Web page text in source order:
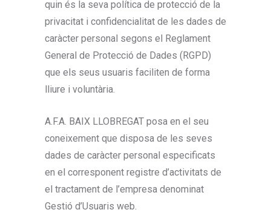
quin és la seva política de protecció de la
privacitat i confidencialitat de les dades de
caràcter personal segons el Reglament
General de Protecció de Dades (RGPD)
que els seus usuaris faciliten de forma
lliure i voluntària.
A.F.A. BAIX LLOBREGAT posa en el seu
coneixement que disposa de les seves
dades de caràcter personal especificats
en el corresponent registre d’activitats de
el tractament de l’empresa denominat
Gestió d’Usuaris web.